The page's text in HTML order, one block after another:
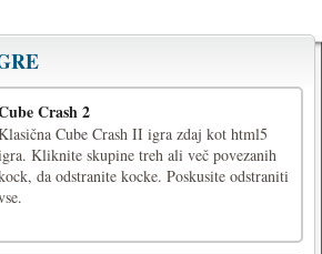
Crash 2
Cube Crash II igra zdaj kot html5
Kliknite skupine treh ali več povezanih
da odstranite kocke. Poskusite odstraniti